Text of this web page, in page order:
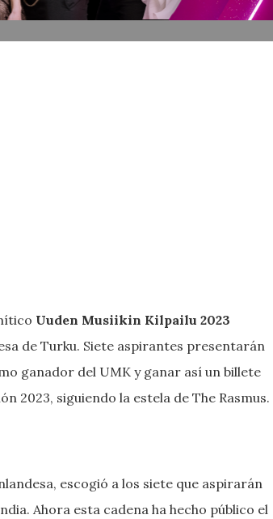
Uuden Musiikin Kilpailu 2023
de Turku. Siete aspirantes presentarán
ganador del UMK y ganar así un billete
2023, siguiendo la estela de The Rasmus.
escogió a los siete que aspirarán
Ahora esta cadena ha hecho público el